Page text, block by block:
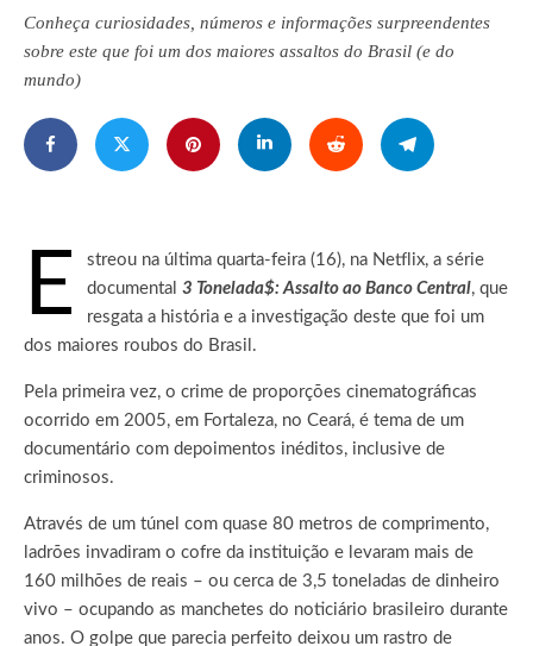
Conheça curiosidades, números e informações surpreendentes
sobre este que foi um dos maiores assaltos do Brasil (e do
mundo)
E
streou na última quarta-feira (16), na Netflix, a série
documental 3 Tonelada$: Assalto ao Banco Central, que
resgata a história e a investigação deste que foi um
dos maiores roubos do Brasil.
Pela primeira vez, o crime de proporções cinematográficas
ocorrido em 2005, em Fortaleza, no Ceará, é tema de um
documentário com depoimentos inéditos, inclusive de
criminosos.
Através de um túnel com quase 80 metros de comprimento,
ladrões invadiram o cofre da instituição e levaram mais de
160 milhões de reais – ou cerca de 3,5 toneladas de dinheiro
vivo – ocupando as manchetes do noticiário brasileiro durante
anos. O golpe que parecia perfeito deixou um rastro de